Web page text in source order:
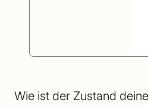
Wie ist der Zustand